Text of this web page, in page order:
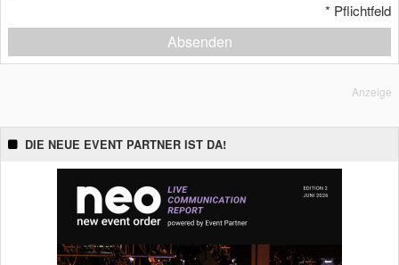
* Pflichtfeld
Absenden
Anzeige
DIE NEUE EVENT PARTNER IST DA!